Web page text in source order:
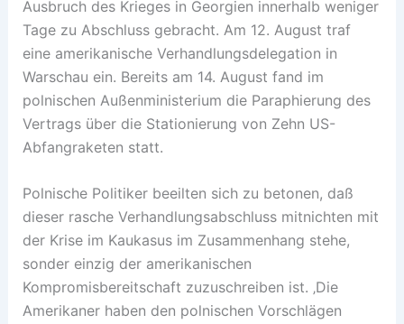
Ausbruch des Krieges in Georgien innerhalb weniger
Tage zu Abschluss gebracht. Am 12. August traf
eine amerikanische Verhandlungsdelegation in
Warschau ein. Bereits am 14. August fand im
polnischen Außenministerium die Paraphierung des
Vertrags über die Stationierung von Zehn US-
Abfangraketen statt.
Polnische Politiker beeilten sich zu betonen, daß
dieser rasche Verhandlungsabschluss mitnichten mit
der Krise im Kaukasus im Zusammenhang stehe,
sonder einzig der amerikanischen
Kompromisbereitschaft zuzuschreiben ist. ‚Die
Amerikaner haben den polnischen Vorschlägen